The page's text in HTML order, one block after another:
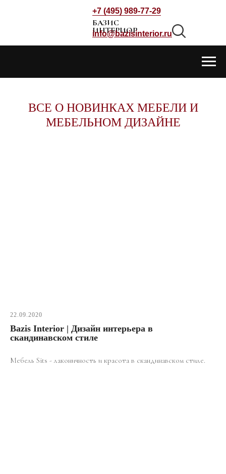
БАЗИС
ИНТЕРИОР
+7 (495) 989-77-29
info@bazisinterior.ru
ВСЕ О НОВИНКАХ МЕБЕЛИ И
МЕБЕЛЬНОМ ДИЗАЙНЕ
22.09.2020
Bazis Interior | Дизайн интерьера в
скандинавском стиле
Мебель Sits - лаконичность и красота в скандинавском стиле.